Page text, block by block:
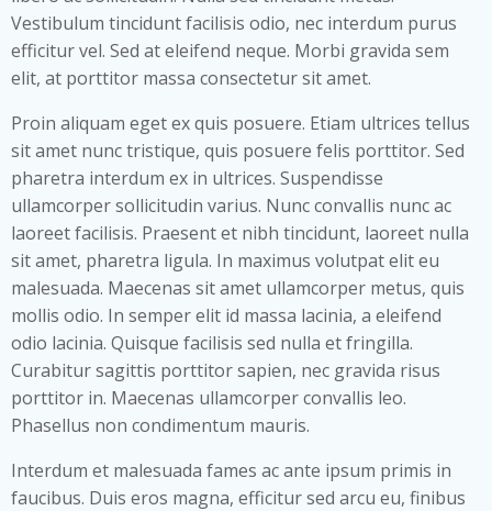
Vestibulum tincidunt facilisis odio, nec interdum purus
efficitur vel. Sed at eleifend neque. Morbi gravida sem
elit, at porttitor massa consectetur sit amet.
Proin aliquam eget ex quis posuere. Etiam ultrices tellus
sit amet nunc tristique, quis posuere felis porttitor. Sed
pharetra interdum ex in ultrices. Suspendisse
ullamcorper sollicitudin varius. Nunc convallis nunc ac
laoreet facilisis. Praesent et nibh tincidunt, laoreet nulla
sit amet, pharetra ligula. In maximus volutpat elit eu
malesuada. Maecenas sit amet ullamcorper metus, quis
mollis odio. In semper elit id massa lacinia, a eleifend
odio lacinia. Quisque facilisis sed nulla et fringilla.
Curabitur sagittis porttitor sapien, nec gravida risus
porttitor in. Maecenas ullamcorper convallis leo.
Phasellus non condimentum mauris.
Interdum et malesuada fames ac ante ipsum primis in
faucibus. Duis eros magna, efficitur sed arcu eu, finibus